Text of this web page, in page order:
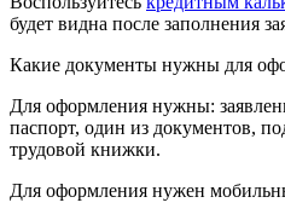
будет видна после заполнения
Какие документы нужны для
Для оформления нужны:
паспорт, один из документов,
трудовой книжки.
Для оформления нужен